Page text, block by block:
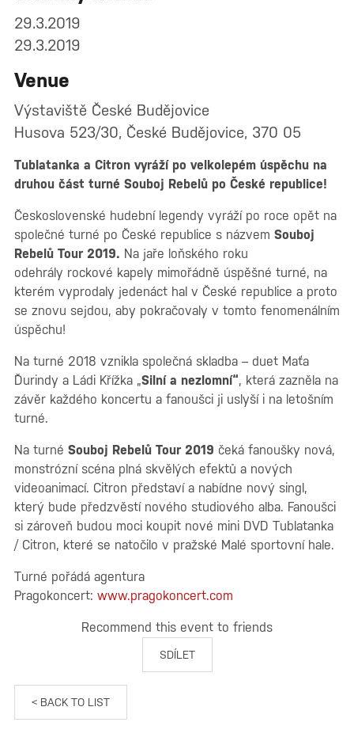
29.3.2019
29.3.2019
Venue
Výstaviště České Budějovice
Husova 523/30, České Budějovice, 370 05
Tublatanka a Citron vyráží po velkolepém úspěchu na
druhou část turné Souboj Rebelů po České republice!
Československé hudební legendy vyráží po roce opět na
společné turné po České republice s názvem Souboj
Rebelů Tour 2019. Na jaře loňského roku
odehrály rockové kapely mimořádně úspěšné turné, na
kterém vyprodaly jedenáct hal v České republice a proto
se znovu sejdou, aby pokračovaly v tomto fenomenálním
úspěchu!
Na turné 2018 vznikla společná skladba – duet Maťa
Ďurindy a Ládi Křížka „Silní a nezlomní“, která zazněla na
závěr každého koncertu a fanoušci ji uslyší i na letošním
turné.
Na turné Souboj Rebelů Tour 2019 čeká fanoušky nová,
monstrózní scéna plná skvělých efektů a nových
videoanimací. Citron představí a nabídne nový singl,
který bude předzvěstí nového studiového alba. Fanoušci
si zároveň budou moci koupit nové mini DVD Tublatanka
/ Citron, které se natočilo v pražské Malé sportovní hale.
Turné pořádá agentura
Pragokoncert: www.pragokoncert.com
Recommend this event to friends
SDÍLET
< BACK TO LIST